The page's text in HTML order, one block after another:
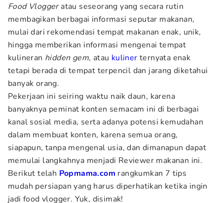
Food Vloggeratau seseorang yang secara rutin
membagikan berbagai informasi seputar makanan,
mulai dari rekomendasi tempat makanan enak, unik,
hingga memberikan informasi mengenai tempat
kulineran hidden gem, atau kuliner ternyata enak
tetapi berada di tempat terpencil dan jarang diketahui
banyak orang.
Pekerjaan ini seiring waktu naik daun, karena
banyaknya peminat konten semacam ini di berbagai
kanal sosial media, serta adanya potensi kemudahan
dalam membuat konten, karena semua orang,
siapapun, tanpa mengenal usia, dan dimanapun dapat
memulai langkahnya menjadi Reviewer makanan ini.
Berikut telah Popmama.com rangkumkan 7 tips
mudah persiapan yang harus diperhatikan ketika ingin
jadi food vlogger. Yuk, disimak!